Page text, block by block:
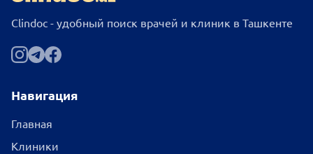
Clindoc - удобный поиск врачей и клиник в Ташкенте
Навигация
Главная
Клиники